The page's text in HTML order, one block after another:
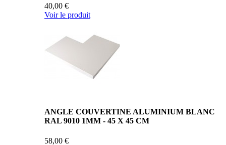
40,00 €
Voir le produit
ANGLE COUVERTINE ALUMINIUM BLANC
RAL 9010 1MM - 45 X 45 CM
58,00 €